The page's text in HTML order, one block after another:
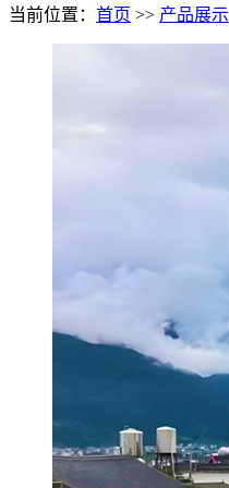
当前位置： 首页 >> 产品展示